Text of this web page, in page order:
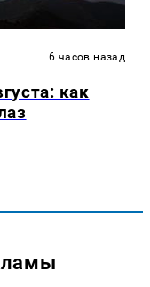
6 часов назад
как